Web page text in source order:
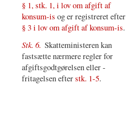
§ 1, stk. 1, i lov om afgift af
konsum-is og er registreret efter
§ 3 i lov om afgift af konsum-is.
Stk. 6. Skatteministeren kan
fastsætte nærmere regler for
afgiftsgodtgørelsen eller -
fritagelsen efterstk. 1-5.